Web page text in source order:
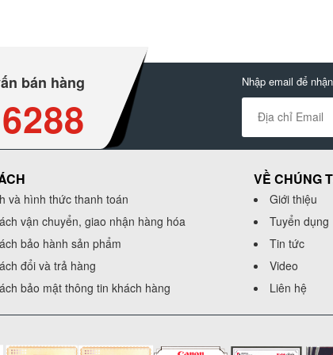
bán hàng Nhập email để
và hình thức thanh toán
vận chuyển, giao nhận hàng hóa
bảo hành sản phẩm
đổi và trả hàng
bảo mật thông tin khách hàng
VỀ CHÚNG
Giới thiệu
Tuyển dụng
Tin tức
Video
Liên hệ